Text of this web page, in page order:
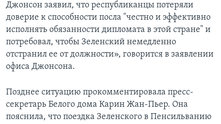
Джонсон заявил, что республиканцы потеряли
доверие к способности посла "честно и эффективно
исполнять обязанности дипломата в этой стране" и
потребовал, чтобы Зеленский немедленно
отстранил ее от должности», говорится в заявлении
офиса Джонсона.
Позднее ситуацию прокомментировала пресс-
секретарь Белого дома Карин Жан-Пьер. Она
пояснила, что поездка Зеленского в Пенсильванию